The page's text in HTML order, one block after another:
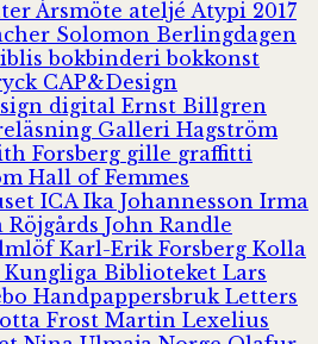
Årsmöte ateljé Atypi 2017
Solomon Berlingdagen
bokbinderibokkonst
CAP&Design
digital Ernst Billgren
Galleri Hagström
Forsberg gille graffitti
Hall of Femmes
ICA Ika Johannesson Irma
Röjgårds John Randle
Karl-Erik Forsberg Kolla
Kungliga Biblioteket Lars
Handpappersbruk Letters
Frost Martin Lexelius